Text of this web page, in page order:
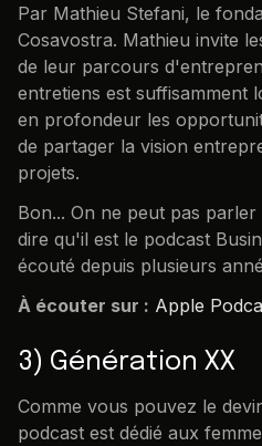
Par Mathieu Stefani, le
Cosavostra. Mathieu invite
de leur parcours
entretiens est suffisamment
en profondeur les
de partager la vision
projets.
Bon... On ne peut pas
dire qu'il est le podcast
écouté depuis plusieurs
À écouter sur : Apple
3) Génération XX
Comme vous pouvez le
podcast est dédié aux